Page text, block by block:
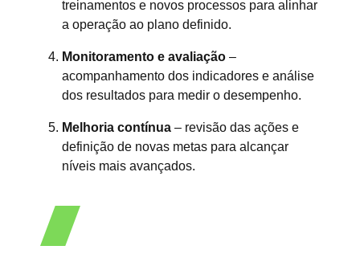
treinamentos e novos processos para alinhar
a operação ao plano definido.
Monitoramento e avaliação –
acompanhamento dos indicadores e análise
dos resultados para medir o desempenho.
Melhoria contínua – revisão das ações e
definição de novas metas para alcançar
níveis mais avançados.